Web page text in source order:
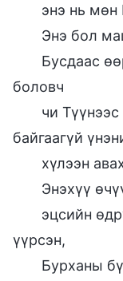
энэ нь
Энэ бол
Бусдаас
боловч
чи
байгаагүй
хүлээн
Энэхүү
эцсийн
үүрсэн,
Бурханы